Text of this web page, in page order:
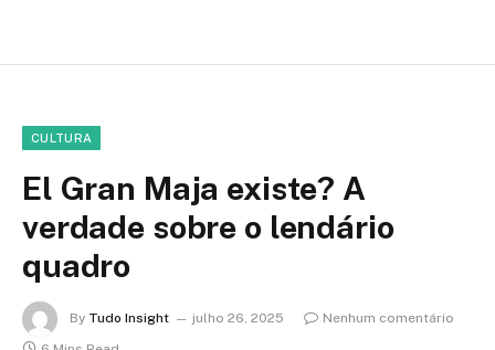
CULTURA
El Gran Maja existe? A
verdade sobre o lendário
quadro
By Tudo Insight julho 26, 2025
Nenhum comentário